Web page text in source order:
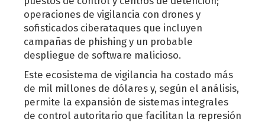
operaciones de vigilancia con drones y
sofisticados ciberataques que incluyen
campañas de phishing y un probable
despliegue de software malicioso.
Este ecosistema de vigilancia ha costado más
de mil millones de dólares y, según el análisis,
permite la expansión de sistemas integrales
de control autoritario que facilitan la represión